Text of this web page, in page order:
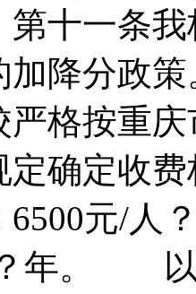
一条我
加降分
严格按重
定确定收
6500元/
年。 以